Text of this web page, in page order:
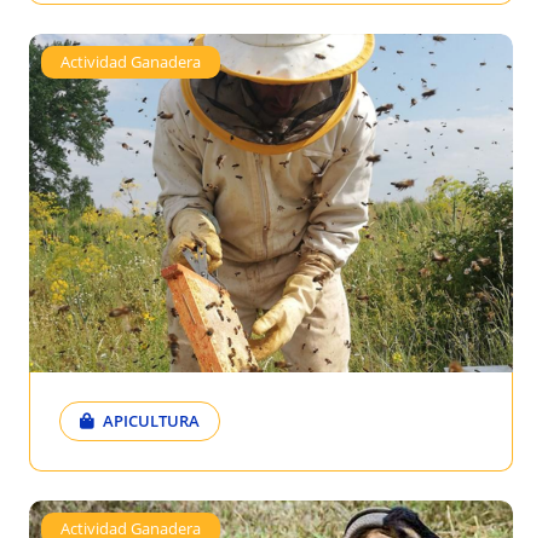
Actividad Ganadera
APICULTURA
Actividad Ganadera